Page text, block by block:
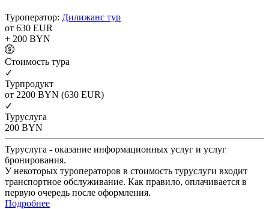
Туроператор: Дилижанс тур
от 630 EUR
+ 200 BYN
Cтоимость тура
✓
Турпродукт
от 2200 BYN (630 EUR)
✓
Туруслуга
200 BYN
Туруслуга - оказание информационных услуг и услуг
бронирования.
У некоторых туроператоров в стоимость туруслуги входит
транспортное обслуживание. Как правило, оплачивается в
первую очередь после оформления.
Подробнее